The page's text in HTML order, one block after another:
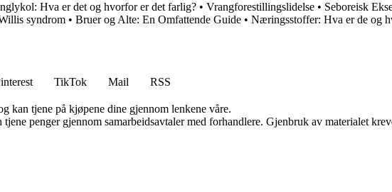
Hva er det og hvorfor er det farlig? • Vrangforestillingslidelse • Seboreisk
syndrom • Bruer og Alte: En Omfattende Guide • Næringsstoffer: Hva er de og
TikTok Mail
RSS
kan tjene på kjøpene dine gjennom lenkene våre.
penger gjennom samarbeidsavtaler med forhandlere. Gjenbruk av materialet